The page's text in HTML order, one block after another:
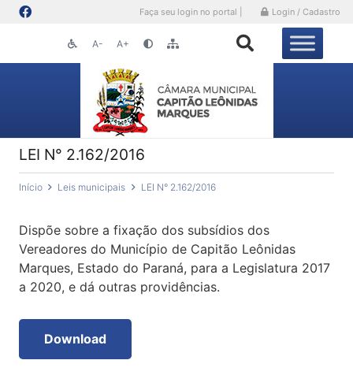
Faça seu login no portal | Login / Cadastro
A- A+
LEI N° 2.162/2016
Início Leis municipais LEI N° 2.162/2016
Dispõe sobre a fixação dos subsídios dos
Vereadores do Município de Capitão Leônidas
Marques, Estado do Paraná, para a Legislatura 2017
a 2020, e dá outras providências.
Download